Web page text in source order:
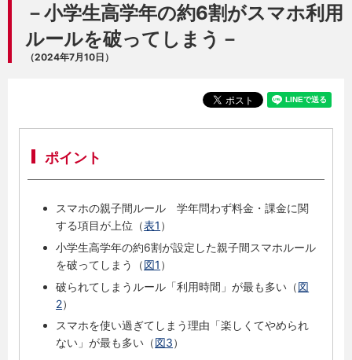
－小学生高学年の約6割がスマホ利用
ルールを破ってしまう－
（2024年7月10日）
ポイント
スマホの親子間ルール 学年問わず料金・課金に関
する項目が上位（表1 ）
小学生高学年の約6割が設定した親子間スマホルール
を破ってしまう（図1 ）
破られてしまうルール「利用時間」が最も多い（図
2）
スマホを使い過ぎてしまう理由「楽しくてやめられ
ない」が最も多い（図3）